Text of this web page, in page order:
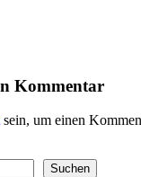
Kommentar
sein, um einen
Suchen